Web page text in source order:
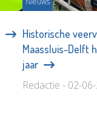
Historische
Maassluis-Delft
jaar
Redactie - 02-